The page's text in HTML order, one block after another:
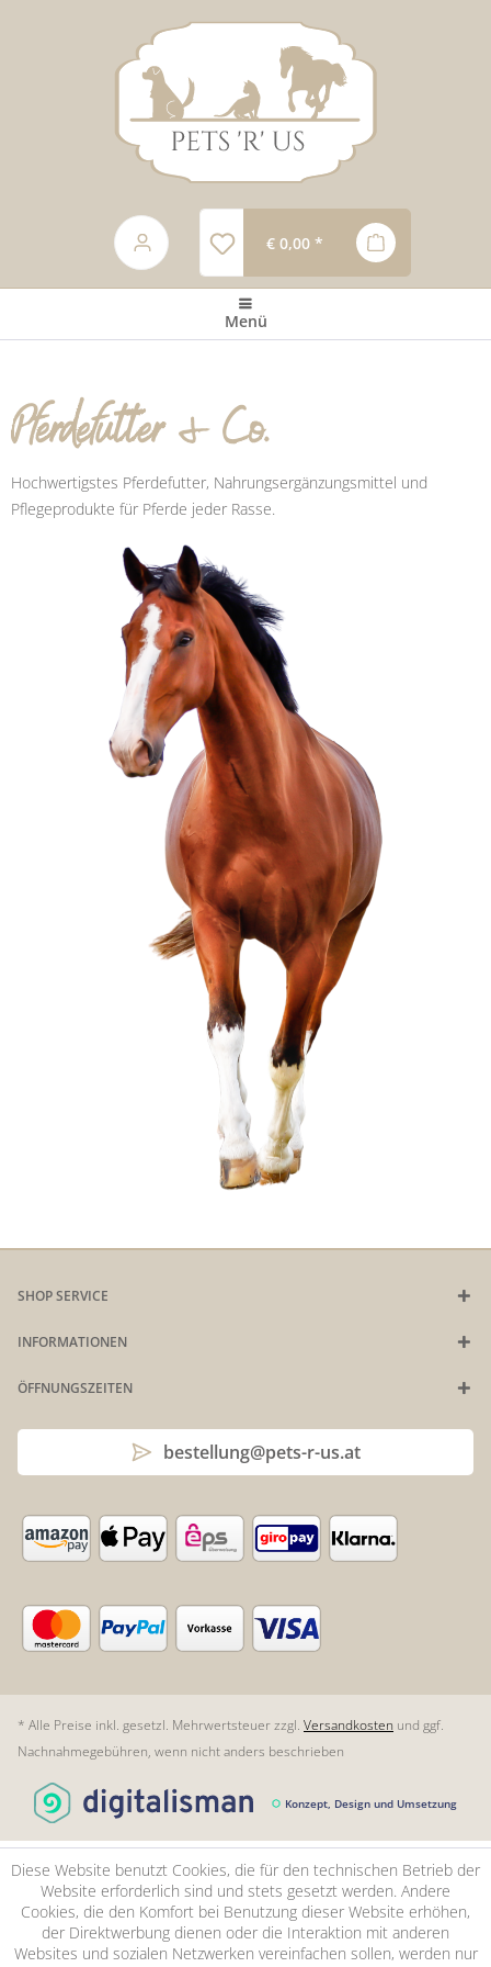
€ 0,00 *
Menü
Pferdefutter & Co.
Hochwertigstes Pferdefutter, Nahrungsergänzungsmittel und
Pflegeprodukte für Pferde jeder Rasse.
SHOP SERVICE
INFORMATIONEN
ÖFFNUNGSZEITEN
bestellung@pets-r-us.at
* Alle Preise inkl. gesetzl. Mehrwertsteuer zzgl. Versandkosten und ggf.
Nachnahmegebühren, wenn nicht anders beschrieben
Konzept, Design und Umsetzung
Diese Website benutzt Cookies, die für den technischen Betrieb der
Website erforderlich sind und stets gesetzt werden. Andere
Cookies, die den Komfort bei Benutzung dieser Website erhöhen,
der Direktwerbung dienen oder die Interaktion mit anderen
Websites und sozialen Netzwerken vereinfachen sollen, werden nur